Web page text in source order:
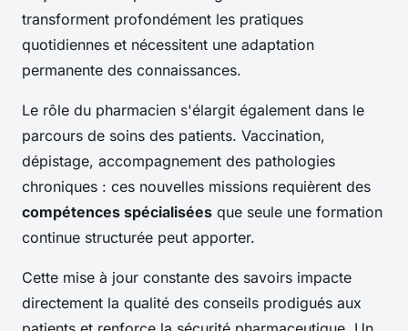
transforment profondément les pratiques
quotidiennes et nécessitent une adaptation
permanente des connaissances.
Le rôle du pharmacien s'élargit également dans le
parcours de soins des patients. Vaccination,
dépistage, accompagnement des pathologies
chroniques : ces nouvelles missions requièrent des
compétences spécialisées que seule une formation
continue structurée peut apporter.
Cette mise à jour constante des savoirs impacte
directement la qualité des conseils prodigués aux